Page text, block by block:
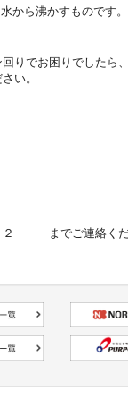
から沸かすものです。
りでお困りでしたら
い。
１５２ までご連